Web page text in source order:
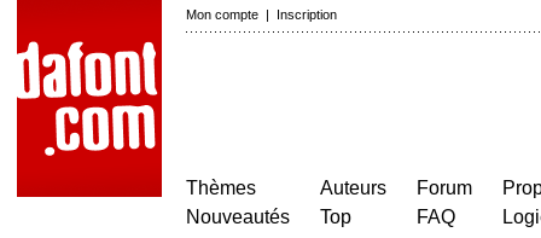
Mon compte | Inscription
Thèmes
Nouveautés
Auteurs
Top
Forum
FAQ